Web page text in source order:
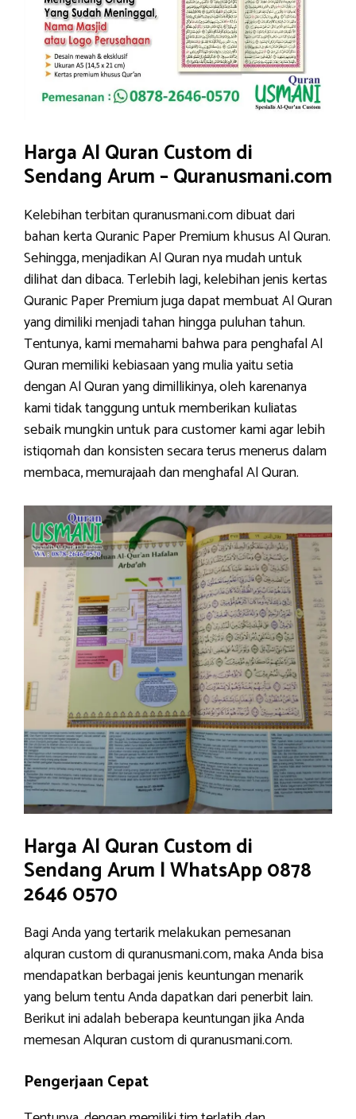
Harga Al Quran Custom di
Sendang Arum – Quranusmani.com
Kelebihan terbitan quranusmani.com dibuat dari
bahan kerta Quranic Paper Premium khusus Al Quran.
Sehingga, menjadikan Al Quran nya mudah untuk
dilihat dan dibaca. Terlebih lagi, kelebihan jenis kertas
Quranic Paper Premium juga dapat membuat Al Quran
yang dimiliki menjadi tahan hingga puluhan tahun.
Tentunya, kami memahami bahwa para penghafal Al
Quran memiliki kebiasaan yang mulia yaitu setia
dengan Al Quran yang dimillikinya, oleh karenanya
kami tidak tanggung untuk memberikan kuliatas
sebaik mungkin untuk para customer kami agar lebih
istiqomah dan konsisten secara terus menerus dalam
membaca, memurajaah dan menghafal Al Quran.
Harga Al Quran Custom di
Sendang Arum | WhatsApp 0878
2646 0570
Bagi Anda yang tertarik melakukan pemesanan
alquran custom di quranusmani.com, maka Anda bisa
mendapatkan berbagai jenis keuntungan menarik
yang belum tentu Anda dapatkan dari penerbit lain.
Berikut ini adalah beberapa keuntungan jika Anda
memesan Alquran custom di quranusmani.com.
Pengerjaan Cepat